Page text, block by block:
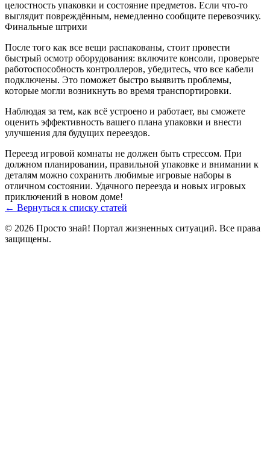
целостность упаковки и состояние предметов. Если что-то
выглядит повреждённым, немедленно сообщите перевозчику.
Финальные штрихи
После того как все вещи распакованы, стоит провести
быстрый осмотр оборудования: включите консоли, проверьте
работоспособность контроллеров, убедитесь, что все кабели
подключены. Это поможет быстро выявить проблемы,
которые могли возникнуть во время транспортировки.
Наблюдая за тем, как всё устроено и работает, вы сможете
оценить эффективность вашего плана упаковки и внести
улучшения для будущих переездов.
Переезд игровой комнаты не должен быть стрессом. При
должном планировании, правильной упаковке и внимании к
деталям можно сохранить любимые игровые наборы в
отличном состоянии. Удачного переезда и новых игровых
приключений в новом доме!
← Вернуться к списку статей
© 2026 Просто знай! Портал жизненных ситуаций. Все права
защищены.